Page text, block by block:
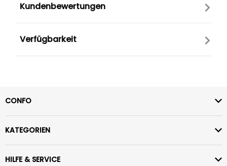
Kundenbewertungen
Verfügbarkeit
CONFO
KATEGORIEN
HILFE & SERVICE